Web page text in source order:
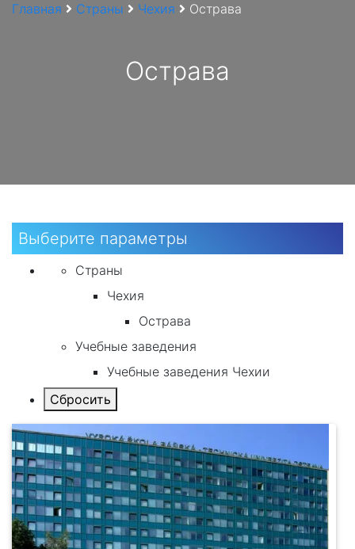
Главная Страны Чехия Острава
Острава
Выберите параметры
Страны
Чехия
Острава
Учебные заведения
Учебные заведения Чехии